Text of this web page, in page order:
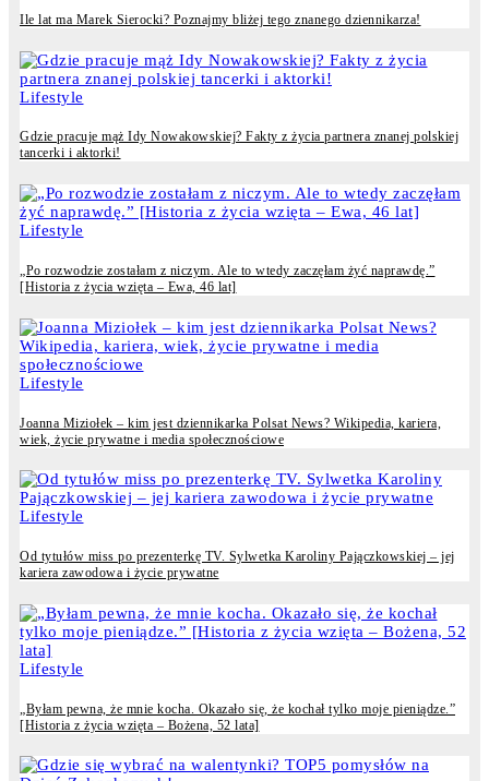
Ile lat ma Marek Sierocki? Poznajmy bliżej tego znanego dziennikarza!
Lifestyle
Gdzie pracuje mąż Idy Nowakowskiej? Fakty z życia partnera znanej polskiej
tancerki i aktorki!
Lifestyle
„Po rozwodzie zostałam z niczym. Ale to wtedy zaczęłam żyć naprawdę.”
[Historia z życia wzięta – Ewa, 46 lat]
Lifestyle
Joanna Miziołek – kim jest dziennikarka Polsat News? Wikipedia, kariera,
wiek, życie prywatne i media społecznościowe
Lifestyle
Od tytułów miss po prezenterkę TV. Sylwetka Karoliny Pajączkowskiej – jej
kariera zawodowa i życie prywatne
Lifestyle
„Byłam pewna, że mnie kocha. Okazało się, że kochał tylko moje pieniądze.”
[Historia z życia wzięta – Bożena, 52 lata]